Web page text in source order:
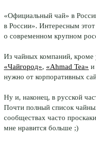
«Официальный чай» в
в России». Интересным этот
о современном крупном
Из чайных компаний,
«Чайгород», «Ahmad Tea» и
нужно от корпоративных
Ну и, наконец, в русской
Почти полный список
сообществах часто
мне нравится больше ;)